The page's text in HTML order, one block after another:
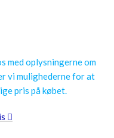
med oplysningerne om
vi mulighederne for at
pris på købet.